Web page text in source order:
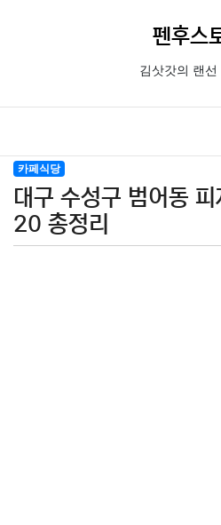
펜후스
김삿갓의 랜선
카페식당
대구 수성구 범어동
20 총정리